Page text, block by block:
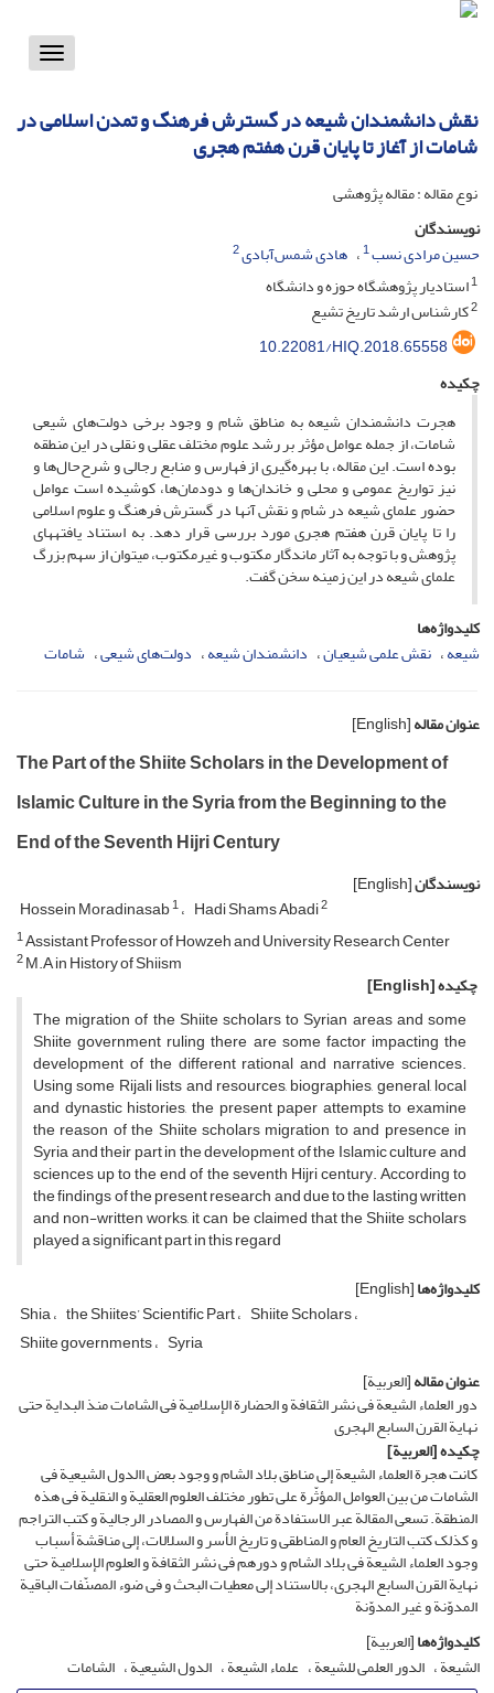
Toggle
نقش دانشمندان شیعه در گسترش فرهنگ و تمدن اسلامی در
شامات از آغاز تا پایان قرن هفتم هجری
نوع مقاله : مقاله پژوهشی
نویسندگان
حسین مرادی نسب1 هادی شمس‌آبادی2
1استادیار پژوهشگاه حوزه و دانشگاه
2کارشناس ارشد تاریخ تشیع
10.22081/HIQ.2018.65558
چکیده
هجرت دانشمندان شیعه به مناطق شام و وجود برخی دولت‌های شیعی
شامات، از جمله عوامل مؤثر بر رشد علوم مختلف عقلی و نقلی در این منطقه
بوده است. این مقاله، با بهره‌گیری از فهارس و منابع رجالی و شرح‌حال‌ها و
نیز تواریخ عمومی و محلی و خاندان‌ها و دودمان‌ها، کوشیده است عوامل
حضور علمای شیعه در شام و نقش آنها در گسترش فرهنگ و علوم اسلامی
را تا پایان قرن هفتم هجری مورد بررسی قرار دهد. به استناد یافته­های
پژوهش و با توجه به آثار ماندگار مکتوب و غیرمکتوب، می­توان از سهم بزرگ
علمای شیعه در این زمینه سخن گفت.
کلیدواژه‌ها
شیعه نقش علمی شیعیان دانشمندان شیعه دولت‌های شیعی شامات
عنوان مقاله[English]
The Part of the Shiite Scholars in the Development of
Islamic Culture in the Syria from the Beginning to the
End of the Seventh Hijri Century
نویسندگان[English]
Hossein Moradinasab1 Hadi Shams Abadi2
1Assistant Professor of Howzeh and University Research Center
2M.A in History of Shiism
چکیده[English]
The migration of the Shiite scholars to Syrian areas and some
Shiite government ruling there are some factor impacting the
development of the different rational and narrative sciences.
Using some Rijali lists and resources, biographies, general, local
and dynastic histories, the present paper attempts to examine
the reason of the Shiite scholars migration to and presence in
Syria and their part in the development of the Islamic culture and
sciences up to the end of the seventh Hijri century. According to
the findings of the present research and due to the lasting written
and non-written works, it can be claimed that the Shiite scholars
played a significant part in this regard
کلیدواژه‌ها[English]
Shia the Shiites’ Scientific Part Shiite Scholars
Shiite governments Syria
عنوان مقاله[العربیة]
دور العلماء الشیعة فی نشر الثقافة و الحضارة الإسلامیة فی الشامات منذ البدایة حتی
نهایة القرن السابع الهجری
چکیده[العربیة]
کانت هجرة العلماء الشیعة إلی مناطق بلاد الشام و وجود بعض االدول الشیعیة فی
الشامات من بین العوامل المؤثّرة علی تطور مختلف العلوم العقلیة و النقلیة فی هذه
المنطقة. تسعی المقالة عبر الاستفادة من الفهارس و المصادر الرجالیة و کتب التراجم
و کذلک کتب التاریخ العام و المناطقی و تاریخ الأسر و السلالات، إلی مناقشة أسباب
وجود العلماء الشیعة فی بلاد الشام و دورهم فی نشر الثقافة و العلوم الإسلامیة حتی
نهایة القرن السابع الهجری، بالاستناد إلی معطیات البحث و فی ضوء المصنّفات الباقیة
المدوّنة و غیر المدوّنة
کلیدواژه‌ها[العربیة]
الشیعة الدور العلمی للشیعة علماء الشیعة الدول الشیعیة الشامات